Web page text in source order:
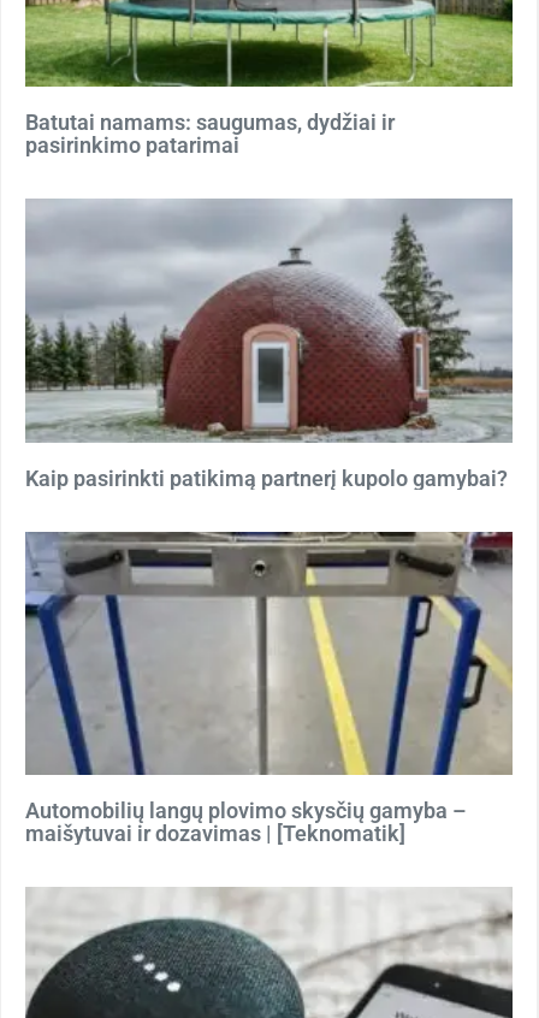
Batutai namams: saugumas, dydžiai ir
pasirinkimo patarimai
Kaip pasirinkti patikimą partnerį kupolo gamybai?
Automobilių langų plovimo skysčių gamyba –
maišytuvai ir dozavimas | [Teknomatik]